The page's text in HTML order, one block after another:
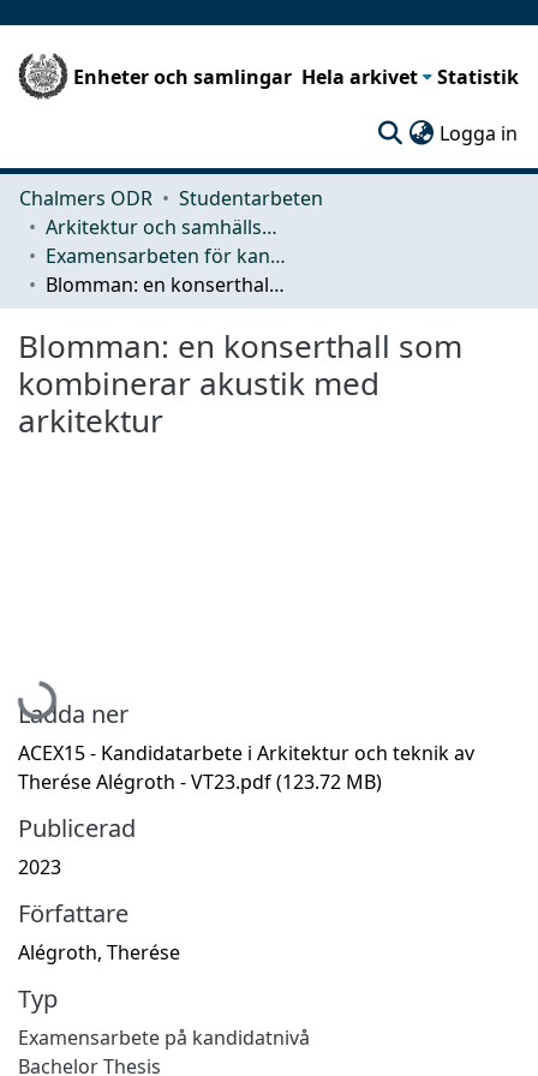
Enheter och samlingar Hela arkivet Statistik
Logga in
Chalmers ODR
Studentarbeten
Arkitektur och samhällsbyggnadsteknik (ACE)
Examensarbeten för kandidatexamen
Blomman: en konserthall som kombinerar akustik med arkitektur
Blomman: en konserthall som
kombinerar akustik med
arkitektur
Hämtar...
Ladda ner
ACEX15 - Kandidatarbete i Arkitektur och teknik av
Therése Alégroth - VT23.pdf(123.72 MB)
Publicerad
2023
Författare
Alégroth, Therése
Typ
Examensarbete på kandidatnivå
Bachelor Thesis